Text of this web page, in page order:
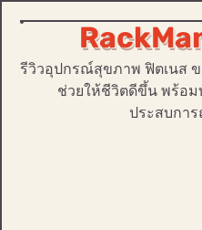
Skip
content
รีวิวอุปกรณ์สุขภาพ ฟิตเนส
ช่วยให้ชีวิตดีขึ้น พร้อ
ประสบกา